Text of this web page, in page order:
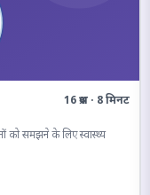
16 प्रश्न · 8 मिनट
को समझने के लिए स्वास्थ्य